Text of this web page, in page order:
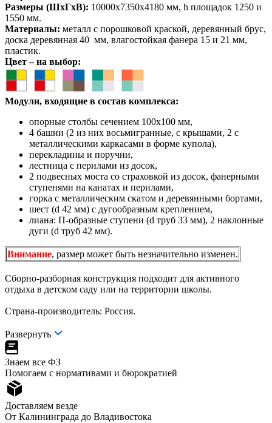
Размеры (ШхГхВ): 10000х7350х4180 мм, h площадок 1250 и
1550 мм.
Материалы: металл с порошковой краской, деревянный брус,
доска деревянная 40 мм, влагостойкая фанера 15 и 21 мм,
пластик.
Цвет – на выбор:
Модули, входящие в состав комплекса:
опорные столбы сечением 100х100 мм,
4 башни (2 из них восьмигранные, с крышами, 2 с
металлическими каркасами в форме купола),
перекладины и поручни,
лестница с перилами из досок,
2 подвесных моста со страховкой из досок, фанерными
ступенями на канатах и перилами,
горка с металлическим скатом и деревянными бортами,
шест (d 42 мм) с дугообразным креплением,
лиана: П-образные ступени (d труб 33 мм), 2 наклонные
дуги (d труб 42 мм).
Внимание, размер может быть незначительно изменен.
Сборно-разборная конструкция подходит для активного
отдыха в детском саду или на территории школы.
Страна-производитель: Россия.
Развернуть
Знаем все ФЗ
Помогаем с нормативами и бюрократией
Доставляем везде
От Калининграда до Владивостока